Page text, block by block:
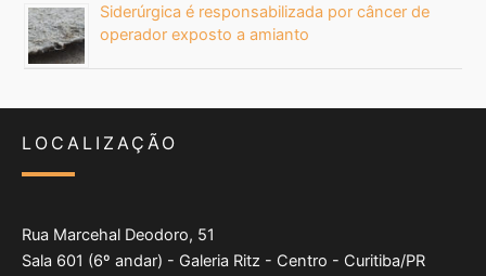
Siderúrgica é responsabilizada por câncer de
operador exposto a amianto
LOCALIZAÇÃO
Rua Marcehal Deodoro, 51
Sala 601 (6º andar) - Galeria Ritz - Centro - Curitiba/PR